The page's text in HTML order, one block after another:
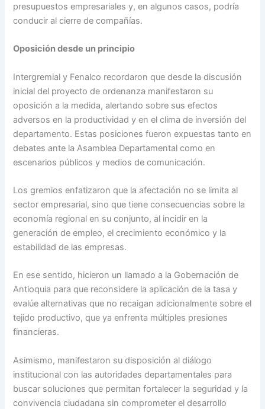
presupuestos empresariales y, en algunos casos, podría
conducir al cierre de compañías.
Oposición desde un principio
Intergremial y Fenalco recordaron que desde la discusión
inicial del proyecto de ordenanza manifestaron su
oposición a la medida, alertando sobre sus efectos
adversos en la productividad y en el clima de inversión del
departamento. Estas posiciones fueron expuestas tanto en
debates ante la Asamblea Departamental como en
escenarios públicos y medios de comunicación.
Los gremios enfatizaron que la afectación no se limita al
sector empresarial, sino que tiene consecuencias sobre la
economía regional en su conjunto, al incidir en la
generación de empleo, el crecimiento económico y la
estabilidad de las empresas.
En ese sentido, hicieron un llamado a la Gobernación de
Antioquia para que reconsidere la aplicación de la tasa y
evalúe alternativas que no recaigan adicionalmente sobre el
tejido productivo, que ya enfrenta múltiples presiones
financieras.
Asimismo, manifestaron su disposición al diálogo
institucional con las autoridades departamentales para
buscar soluciones que permitan fortalecer la seguridad y la
convivencia ciudadana sin comprometer el desarrollo